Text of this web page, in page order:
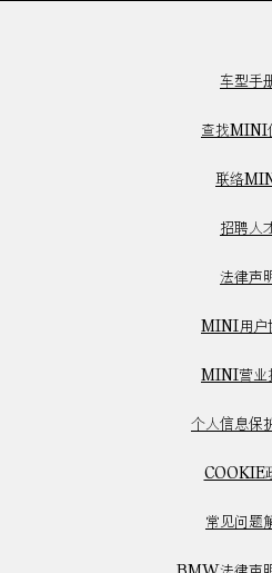
车型手
查找MINI
联络
招聘人
法律声
MINI用户
MINI营业
个人信息保
COOKIE
常见问题